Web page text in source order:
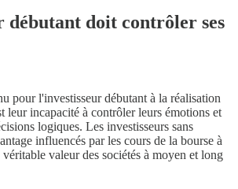
débutant doit contrôler ses
pour l'investisseur débutant à la réalisation
leur incapacité à contrôler leurs émotions et
logiques. Les investisseurs sans
influencés par les cours de la bourse à
valeur des sociétés à moyen et long